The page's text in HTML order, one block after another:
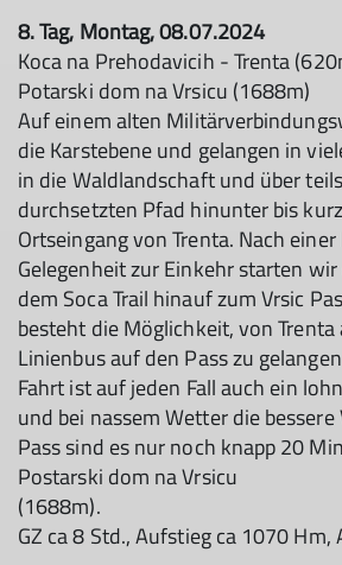
8. Tag, Montag, 08.07.2024
Koca na Prehodavicih - Trenta
Potarski dom na Vrsicu (1688m)
Auf einem alten
die Karstebene und gelangen in
in die Waldlandschaft und über
durchsetzten Pfad hinunter bis
Ortseingang von Trenta. Nach
Gelegenheit zur Einkehr starten
dem Soca Trail hinauf zum Vrsic
besteht die Möglichkeit, von
Linienbus auf den Pass zu
Fahrt ist auf jeden Fall auch ein
und bei nassem Wetter die bessere
Pass sind es nur noch knapp 20
Postarski dom na Vrsicu
(1688m).
GZ ca 8 Std., Aufstieg ca 1070 Hm,